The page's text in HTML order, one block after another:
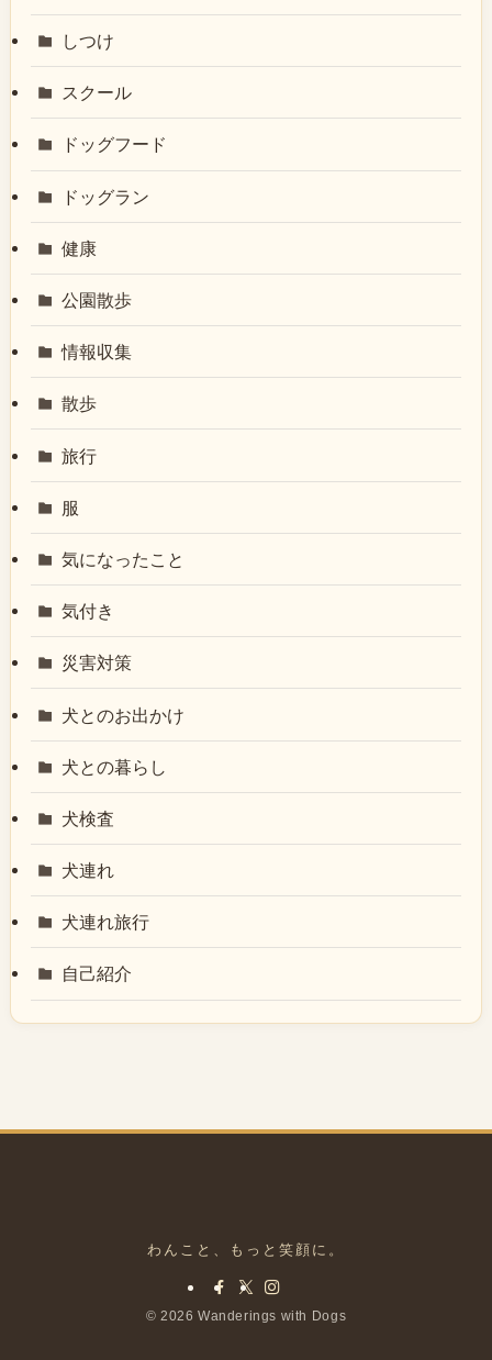
しつけ
スクール
ドッグフード
ドッグラン
健康
公園散歩
情報収集
散歩
旅行
服
気になったこと
気付き
災害対策
犬とのお出かけ
犬との暮らし
犬検査
犬連れ
犬連れ旅行
自己紹介
© 2026 Wanderings with Dogs